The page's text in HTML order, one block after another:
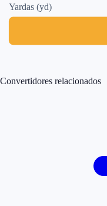
Yardas (yd)
Convertidores relacionados